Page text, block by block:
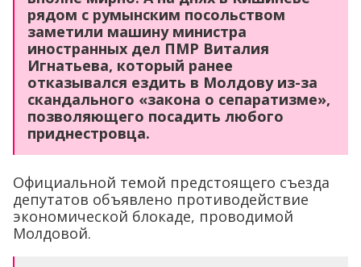
рядом с румынским посольством
заметили машину министра
иностранных дел ПМР Виталия
Игнатьева, который ранее
отказывался ездить в Молдову из-за
скандального «закона о сепаратизме»,
позволяющего посадить любого
приднестровца.
Официальной темой предстоящего съезда
депутатов объявлено противодействие
экономической блокаде, проводимой
Молдовой.